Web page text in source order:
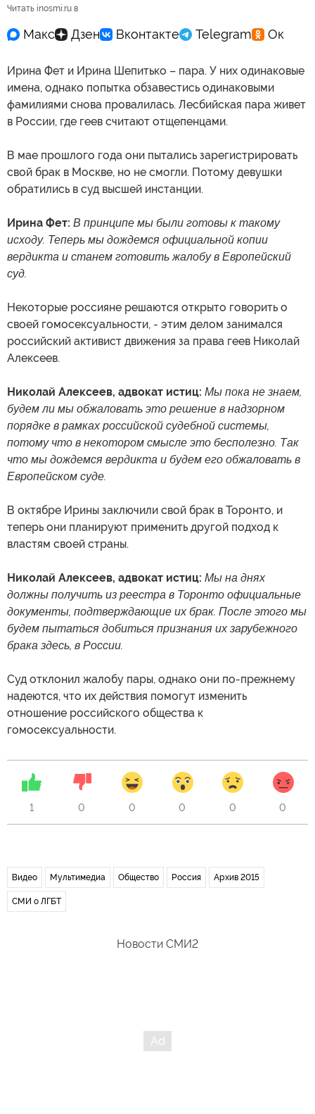
Читать inosmi.ru в
Ирина Фет и Ирина Шепитько – пара. У них одинаковые
имена, однако попытка обзавестись одинаковыми
фамилиями снова провалилась. Лесбийская пара живет
в России, где геев считают отщепенцами.
В мае прошлого года они пытались зарегистрировать
свой брак в Москве, но не смогли. Потому девушки
обратились в суд высшей инстанции.
Ирина Фет: В принципе мы были готовы к такому
исходу. Теперь мы дождемся официальной копии
вердикта и станем готовить жалобу в Европейский
суд.
Некоторые россияне решаются открыто говорить о
своей гомосексуальности, - этим делом занимался
российский активист движения за права геев Николай
Алексеев.
Николай Алексеев, адвокат истиц: Мы пока не знаем,
будем ли мы обжаловать это решение в надзорном
порядке в рамках российской судебной системы,
потому что в некотором смысле это бесполезно. Так
что мы дождемся вердикта и будем его обжаловать в
Европейском суде.
В октябре Ирины заключили свой брак в Торонто, и
теперь они планируют применить другой подход к
властям своей страны.
Николай Алексеев, адвокат истиц: Мы на днях
должны получить из реестра в Торонто официальные
документы, подтверждающие их брак. После этого мы
будем пытаться добиться признания их зарубежного
брака здесь, в России.
Суд отклонил жалобу пары, однако они по-прежнему
надеются, что их действия помогут изменить
отношение российского общества к
гомосексуальности.
1 0 0 0 0 0
Видео Мультимедиа Общество Россия Архив 2015
СМИ о ЛГБТ
Новости СМИ2